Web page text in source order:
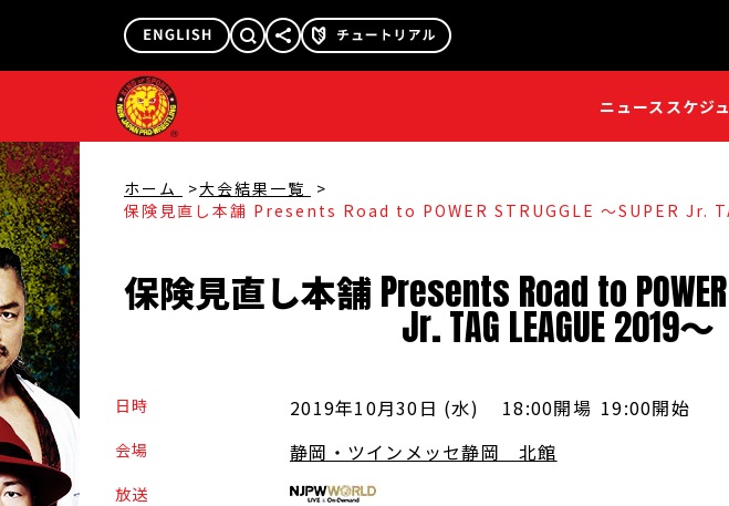
ニュース スケジ
ホーム
大会結果一覧
保険見直し本舗 Presents Road to POWER STRUGGLE ～SUPER Jr.
保険見直し本舗Presents Road to POWER
Jr.TAG LEAGUE2019～
日時 2019年10月30日 (水) 18:00開場 19:00開始
会場 静岡・ツインメッセ静岡 北館
放送